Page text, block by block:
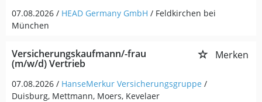
07.08.2026 / HEAD Germany GmbH / Feldkirchen bei
München
Versicherungskaufmann/-frau
(m/w/d) Vertrieb
Merken
07.08.2026 / HanseMerkur Versicherungsgruppe /
Duisburg, Mettmann, Moers, Kevelaer